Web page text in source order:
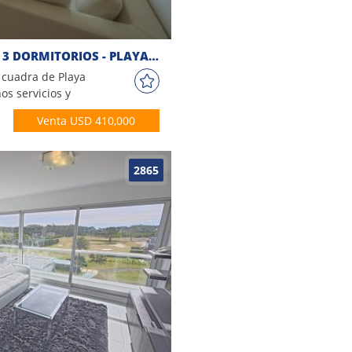
APARTAMENTO EN VENTA 3 DORMITORIOS - PLAYA MANSA
de Playa
servicios y
- Living -
lavadero - 3
Climatizada -
-
Playa -
Venta USD 410,000
2865